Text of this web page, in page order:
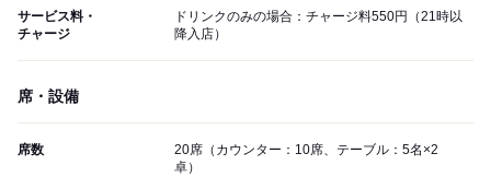
サービス料・
チャージ
ドリンクのみの場合：チャージ料550円（21時以
降入店）
席・設備
席数
20席（カウンター：10席、テーブル：5名×2
卓）